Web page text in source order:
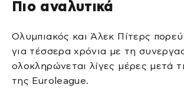
Πιο αναλυτικά
Ολυμπιακός και Άλεκ Πίτερς
για τέσσερα χρόνια με τη
ολοκληρώνεται λίγες μέρες μετά
της Euroleague.